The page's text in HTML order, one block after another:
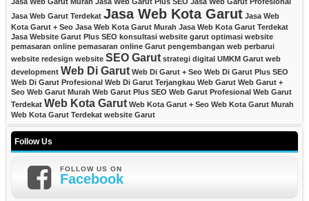
Jasa Web Garut Terdekat Jasa Web Kota Garut Jasa Web
Kota Garut + Seo Jasa Web Kota Garut Murah Jasa Web Kota Garut Terdekat
Jasa Website Garut Plus SEO konsultasi website garut optimasi website
pemasaran online pemasaran online Garut pengembangan web perbarui
website redesign website SEO Garut strategi digital UMKM Garut web
development Web Di Garut Web Di Garut + Seo Web Di Garut Plus SEO
Web Di Garut Profesional Web Di Garut Terjangkau Web Garut Web Garut +
Seo Web Garut Murah Web Garut Plus SEO Web Garut Profesional Web Garut
Terdekat Web Kota Garut Web Kota Garut + Seo Web Kota Garut Murah
Web Kota Garut Terdekat website Garut
Follow Us
FOLLOW US ON
Facebook